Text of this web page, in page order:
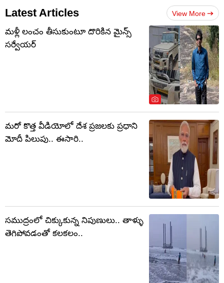
Latest Articles View More
మళ్లీ లంచం తీసుకుంటూ దొరికిన మైన్స్
సర్వేయర్
మరో కొత్త వీడియోలో దేశ ప్రజలకు ప్రధాని
మోదీ పిలుపు.. ఈసారి..
సముద్రంలో చిక్కుకున్న నిపుణులు.. తాళ్ళు
తెగిపోవడంతో కలకలం..